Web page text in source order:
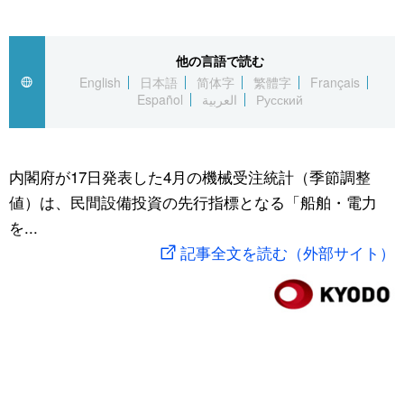
文化
動画/Live
スポーツ・東京2020
他の言語で読む
English
日本語 简体字 繁體字
Français
Español
العربية Русский
内閣府が17日発表した4月の機械受注統計（季節調整
値）は、民間設備投資の先行指標となる「船舶・電力
を...
記事全文を読む（外部サイト）